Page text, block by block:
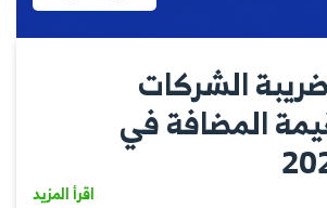
الشركات
المضافة في
اقرأ المزيد